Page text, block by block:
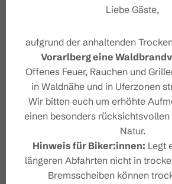
tourismus@brandnertal.at
Sicherheitstipps für
in Vorarlberg
Eigenschaften
Liebe Gäste,
aufgrund der anhaltenden
Vorarlberg eine
Offenes Feuer, Rauchen und
in Waldnähe und in Uferzonen
Wir bitten euch um erhöhte
einen besonders rücksichtsvollen
Natur.
Hinweis für Biker:innen: Legt
längeren Abfahrten nicht in
Bremsscheiben können